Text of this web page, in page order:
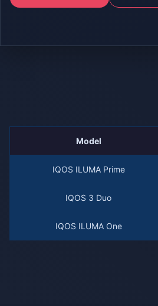
Model
IQOS ILUMA Prime
IQOS 3 Duo
IQOS ILUMA One